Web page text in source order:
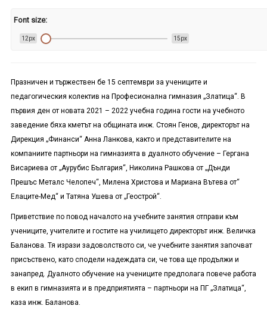
Font size:
12px 15px
Празничен и тържествен бе 15 септември за учениците и
педагогическия колектив на Професионална гимназия „Златица“. В
първия ден от новата 2021 – 2022 учебна година гости на учебното
заведение бяха кметът на общината инж. Стоян Генов, директорът на
Дирекция „Финанси“ Анна Ланкова, както и представителите на
компаниите партньори на гимназията в дуалното обучение – Гергана
Висариева от „Аурубис България“, Николина Рашкова от „Дънди
Прешъс Металс Челопеч“, Милена Христова и Мариана Вътева от“
Елаците-Мед“ и Татяна Ушева от „Геострой“.
Приветствие по повод началото на учебните занятия отправи към
учениците, учителите и гостите на училището директорът инж. Величка
Баланова. Тя изрази задоволството си, че учебните занятия започват
присъствено, като сподели надеждата си, че това ще продължи и
занапред. Дуалното обучение на учениците предполага повече работа
в екип в гимназията и в предприятията – партньори на ПГ „Златица“,
каза инж. Баланова.